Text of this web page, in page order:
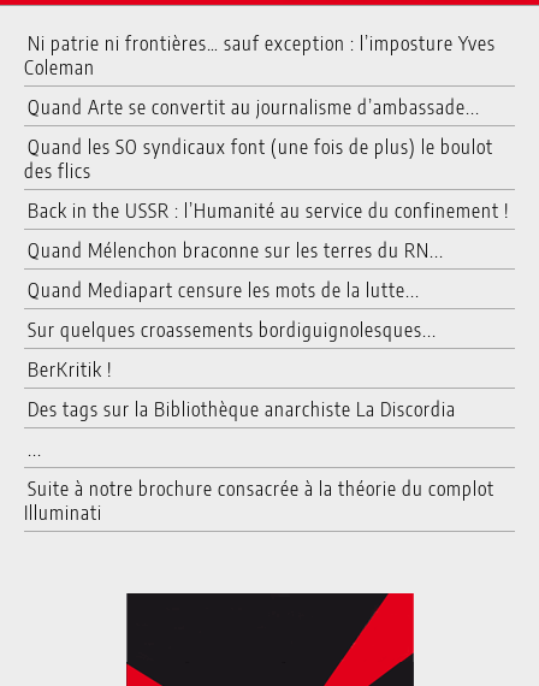
Ni patrie ni frontières… sauf exception : l’imposture Yves
Coleman
Quand Arte se convertit au journalisme d’ambassade...
Quand les SO syndicaux font (une fois de plus) le boulot
des flics
Back in the USSR : l’Humanité au service du confinement !
Quand Mélenchon braconne sur les terres du RN...
Quand Mediapart censure les mots de la lutte...
Sur quelques croassements bordiguignolesques...
BerKritik !
Des tags sur la Bibliothèque anarchiste La Discordia
Suite à notre brochure consacrée à la théorie du complot
Illuminati